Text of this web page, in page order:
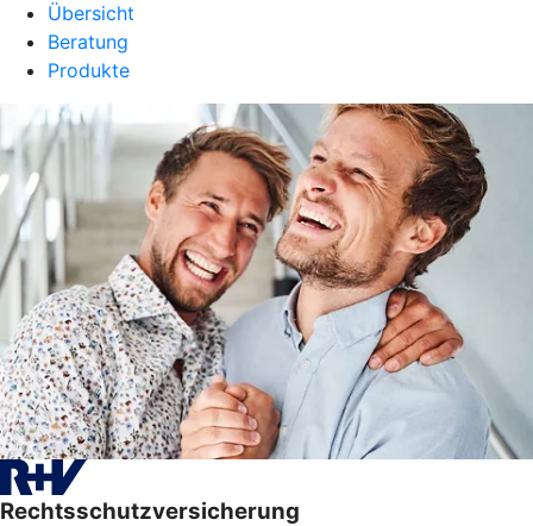
Übersicht
Beratung
Produkte
Rechtsschutzversicherung